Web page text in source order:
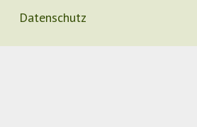
Datenschutz